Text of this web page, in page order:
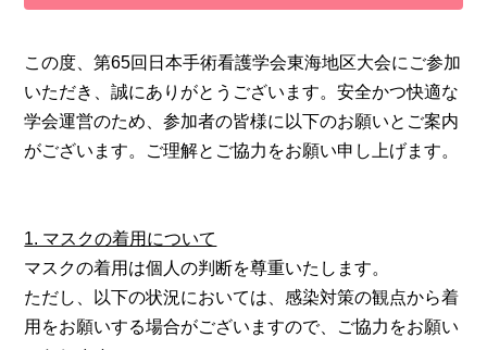
この度、第65回日本手術看護学会東海地区大会にご参加
いただき、誠にありがとうございます。安全かつ快適な
学会運営のため、参加者の皆様に以下のお願いとご案内
がございます。ご理解とご協力をお願い申し上げます。
1. マスクの着用について
マスクの着用は個人の判断を尊重いたします。
ただし、以下の状況においては、感染対策の観点から着
用をお願いする場合がございますので、ご協力をお願い